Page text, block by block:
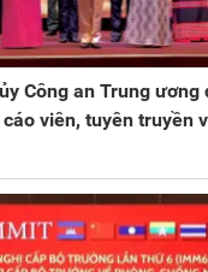
Công an Trung ương
viên, tuyên truyền